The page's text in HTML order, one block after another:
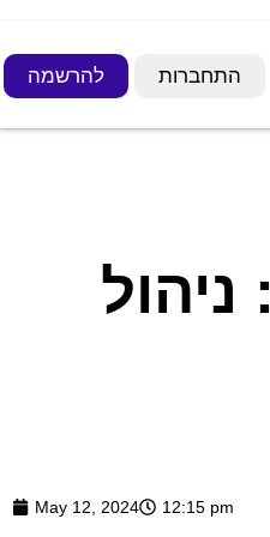
להרשמה התחברות
May 12, 2024 12:15 pm